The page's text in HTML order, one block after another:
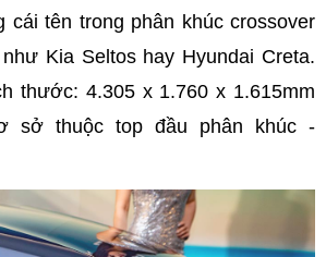
tên trong phân khúc crossover
Kia Seltos hay Hyundai Creta.
thước: 4.305 x 1.760 x 1.615mm
sở thuộc top đầu phân khúc -